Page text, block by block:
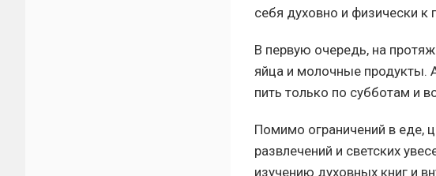
себя духовно и физически к
В первую очередь, на
яйца и молочные продукты.
пить только по субботам и
Помимо ограничений в еде,
развлечений и светских
изучению духовных книг и